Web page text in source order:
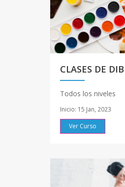
CLASES DE
Todos los niveles
Inicio: 15 Jan, 2023
Ver Curso